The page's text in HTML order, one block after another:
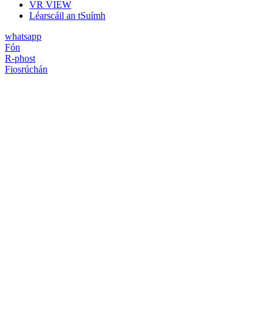
VR VIEW
Léarscáil an tSuímh
whatsapp
Fón
R-phost
Fiosrúchán